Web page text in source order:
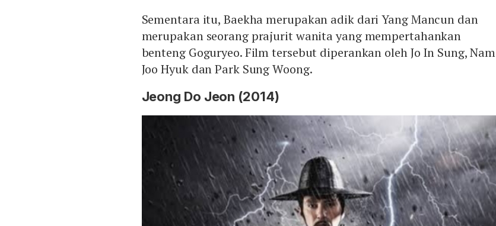
Sementara itu, Baekha merupakan adik dari Yang Mancun dan
merupakan seorang prajurit wanita yang mempertahankan
benteng Goguryeo. Film tersebut diperankan oleh Jo In Sung, Nam
Joo Hyuk dan Park Sung Woong.
Jeong Do Jeon (2014)